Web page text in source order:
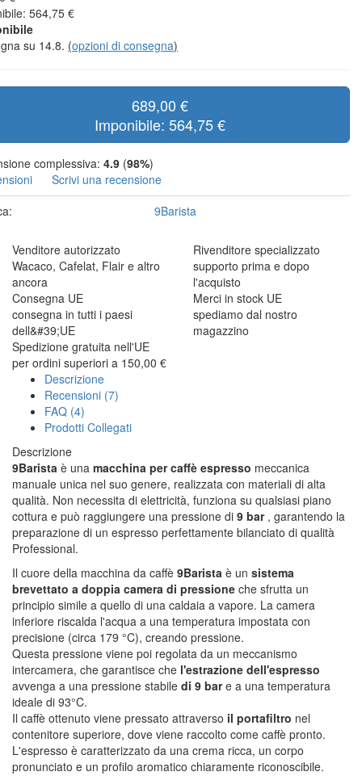
564,75 €
su 14.8. (opzioni di consegna)
689,00 €
Imponibile: 564,75 €
complessiva: 4.9 (98%)
Scrivi una recensione
9Barista
Venditore autorizzato
Wacaco, Cafelat, Flair e altro
ancora
Rivenditore specializzato
supporto prima e dopo
l'acquisto
Consegna UE
consegna in tutti i paesi
dell&#39;UE
Merci in stock UE
spediamo dal nostro
magazzino
Spedizione gratuita nell'UE
per ordini superiori a 150,00 €
Descrizione
Recensioni (7)
FAQ (4)
Prodotti Collegati
Descrizione
9Barista è una macchina per caffè espresso meccanica
manuale unica nel suo genere, realizzata con materiali di alta
qualità. Non necessita di elettricità, funziona su qualsiasi piano
cottura e può raggiungere una pressione di 9 bar, garantendo la
preparazione di un espresso perfettamente bilanciato di qualità
Professional.
Il cuore della macchina da caffè 9Barista è un sistema
brevettato a doppia camera di pressione che sfrutta un
principio simile a quello di una caldaia a vapore. La camera
inferiore riscalda l'acqua a una temperatura impostata con
precisione (circa 179 °C), creando pressione.
Questa pressione viene poi regolata da un meccanismo
intercamera, che garantisce che l'estrazione dell'espresso
avvenga a una pressione stabile di 9 bare a una temperatura
ideale di 93°C.
Il caffè ottenuto viene pressato attraverso il portafiltro nel
contenitore superiore, dove viene raccolto come caffè pronto.
L'espresso è caratterizzato da una crema ricca, un corpo
pronunciato e un profilo aromatico chiaramente riconoscibile.